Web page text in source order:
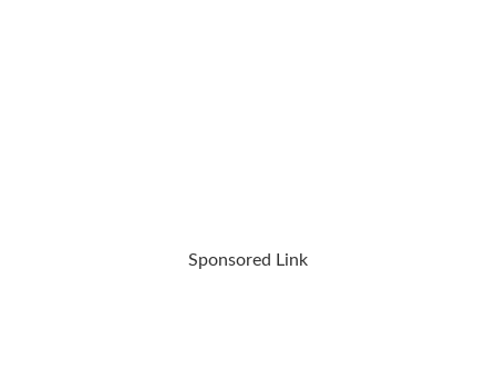
Sponsored Link